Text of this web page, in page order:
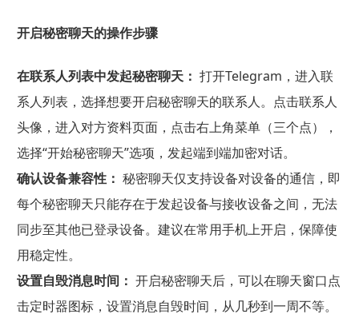
开启秘密聊天的操作步骤
在联系人列表中发起秘密聊天： 打开Telegram，进入联
系人列表，选择想要开启秘密聊天的联系人。点击联系人
头像，进入对方资料页面，点击右上角菜单（三个点），
选择“开始秘密聊天”选项，发起端到端加密对话。
确认设备兼容性： 秘密聊天仅支持设备对设备的通信，即
每个秘密聊天只能存在于发起设备与接收设备之间，无法
同步至其他已登录设备。建议在常用手机上开启，保障使
用稳定性。
设置自毁消息时间： 开启秘密聊天后，可以在聊天窗口点
击定时器图标，设置消息自毁时间，从几秒到一周不等。